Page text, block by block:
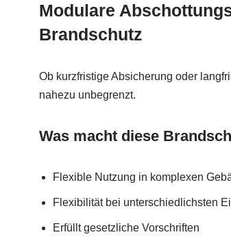
Modulare
Brandschutz
Ob kurzfristige Absicherung oder
nahezu unbegrenzt.
Was macht diese
Flexible Nutzung in komplexen
Flexibilität bei unterschiedlichsten
Erfüllt gesetzliche Vorschriften